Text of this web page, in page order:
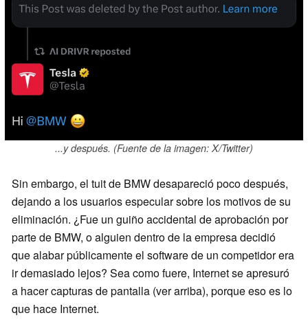
...y después. (Fuente de la imagen: X/Twitter)
Sin embargo, el tuit de BMW desapareció poco después,
dejando a los usuarios especular sobre los motivos de su
eliminación. ¿Fue un guiño accidental de aprobación por
parte de BMW, o alguien dentro de la empresa decidió
que alabar públicamente el software de un competidor era
ir demasiado lejos? Sea como fuere, Internet se apresuró
a hacer capturas de pantalla (ver arriba), porque eso es lo
que hace Internet.